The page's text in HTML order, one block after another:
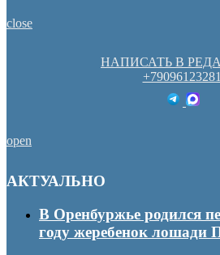
close
НАПИСАТЬ В
+79096123281
open
АКТУАЛЬНО
В Оренбуржье родился
году жеребенок лошади